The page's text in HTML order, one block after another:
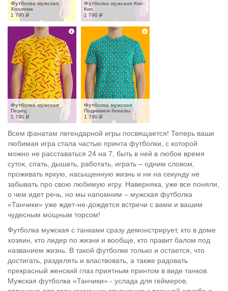
Футболка мужская
Хохлома
1 790 Р
Футболка мужская Кис-
Кис
1 790 Р
Футболка мужская
Перец
1 790 Р
Футболка мужская
Поднимем бокалы
1 790 Р
Всем фанатам легендарной игры посвящается! Теперь ваши
любимая игра стала частью принта футболки, с которой
можно не расставаться 24 на 7, быть в ней в любое время
суток, спать, дышать, работать, играть – одним словом,
проживать яркую, насыщенную жизнь и ни на секунду не
забывать про свою любимую игру. Наверняка, уже все поняли,
о чем идет речь, но мы напомним – мужская футболка
«Танчики» уже ждет-не-дождется встречи с вами и вашим
чудесным мощным торсом!
Футболка мужская с танками сразу демонстрирует, кто в доме
хозяин, кто лидер по жизни и вообще, кто правит балом под
названием жизнь. В такой футболке только и остается, что
достигать, разделять и властвовать, а также радовать
прекрасный женский глаз приятным принтом в виде танков.
Мужская футболка «Танчики» - услада для геймеров,